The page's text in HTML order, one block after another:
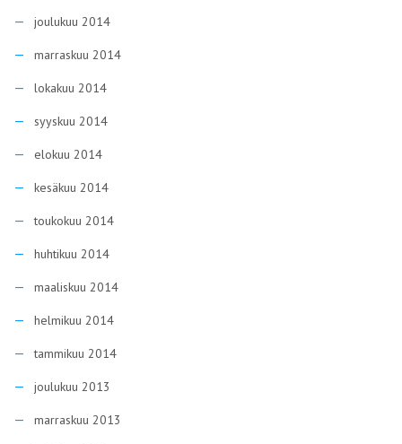
joulukuu 2014
marraskuu 2014
lokakuu 2014
syyskuu 2014
elokuu 2014
kesäkuu 2014
toukokuu 2014
huhtikuu 2014
maaliskuu 2014
helmikuu 2014
tammikuu 2014
joulukuu 2013
marraskuu 2013